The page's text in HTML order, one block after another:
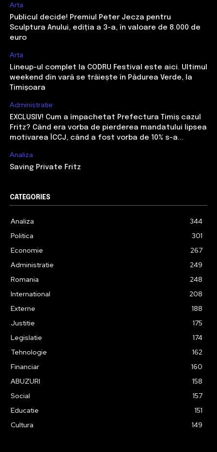
Arta
Publicul decide! Premiul Peter Jecza pentru
Sculptura Anului, ediția a 3-a, în valoare de 8.000 de
euro
Arta
Lineup-ul complet la CODRU Festival este aici. Ultimul
weekend din vară se trăiește în Pădurea Verde, la
Timișoara
Administratie
EXCLUSIV! Cum a împachetat Prefectura Timiș cazul
Fritz? Când era vorba de pierderea mandatului lipsea
motivarea ÎCCJ, când a fost vorba de 10% s-a...
Analiza
Saving Private Fritz
CATEGORIES
Analiza
344
Politica
301
Economie
267
Administratie
249
Romania
248
International
208
Externe
188
Justitie
175
Legislatie
174
Tehnologie
162
Financiar
160
ABUZURI
158
Social
157
Educatie
151
Cultura
149